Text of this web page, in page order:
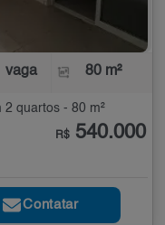
vaga 80 m²
2 quartos - 80 m²
R$ 540.000
Contatar